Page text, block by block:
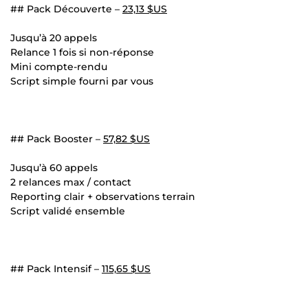
## Pack Découverte – 23,13 $US
Jusqu’à 20 appels
Relance 1 fois si non-réponse
Mini compte-rendu
Script simple fourni par vous
## Pack Booster – 57,82 $US
Jusqu’à 60 appels
2 relances max / contact
Reporting clair + observations terrain
Script validé ensemble
## Pack Intensif – 115,65 $US